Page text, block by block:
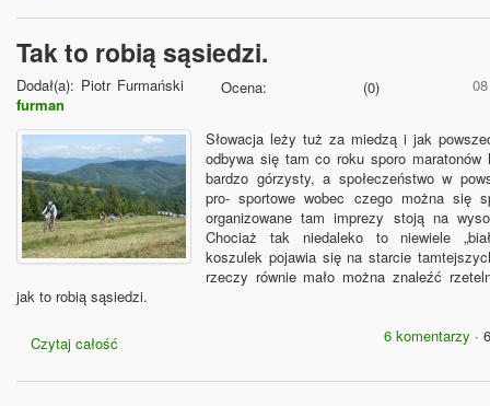
Tak to robią sąsiedzi.
Dodał(a): Piotr Furmański
furman
Ocena: (0)
Słowacja leży tuż za miedzą i jak
odbywa się tam co roku sporo
bardzo górzysty, a społeczeństwo w
pro- sportowe wobec czego można się
organizowane tam imprezy stoją na
Chociaż tak niedaleko to niewiele
koszulek pojawia się na starcie
rzeczy równie mało można znaleźć
jak to robią sąsiedzi.
Czytaj całość 6 komentarzy ·